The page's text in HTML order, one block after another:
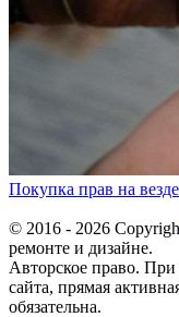
Покупка прав на
© 2016 - 2026
ремонте и дизайне.
Авторское право.
сайта, прямая
обязательна.